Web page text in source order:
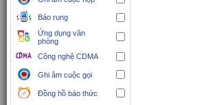
Báo rung
Ứng dụng văn
phòng
Công nghệ CDMA
Ghi âm cuộc gọi
Đồng hồ báo thức